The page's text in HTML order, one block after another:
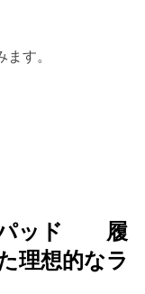
す。
パッド 履
理想的なラ